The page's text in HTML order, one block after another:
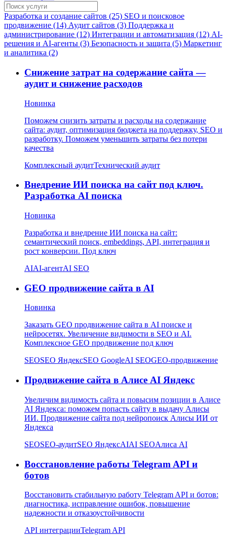
Разработка и создание сайтов (25) SEO и поисковое
продвижение (14) Аудит сайтов (3) Поддержка и
администрирование (12) Интеграции и автоматизация (12) AI-
решения и AI-агенты (3) Безопасность и защита (5) Маркетинг
и аналитика (2)
Снижение затрат на содержание сайта —
аудит и снижение расходов
Новинка
Поможем снизить затраты и расходы на содержание
сайта: аудит, оптимизация бюджета на поддержку, SEO и
разработку. Поможем уменьшить затраты без потери
качества
Комплексный аудитТехнический аудит
Внедрение ИИ поиска на сайт под ключ.
Разработка AI поиска
Новинка
Разработка и внедрение ИИ поиска на сайт:
семантический поиск, embeddings, API, интеграция и
рост конверсии. Под ключ
AIAI-агентAI SEO
GEO продвижение сайта в AI
Новинка
Заказать GEO продвижение сайта в AI поиске и
нейросетях. Увеличение видимости в SEO и AI.
Комплексное GEO продвижение под ключ
SEOSEO ЯндексSEO GoogleAI SEOGEO-продвижение
Продвижение сайта в Алисе AI Яндекс
Увеличим видимость сайта и повысим позиции в Алисе
AI Яндекса: поможем попасть сайту в выдачу Алисы
ИИ. Продвижение сайта под нейропоиск Алисы ИИ от
Яндекса
SEOSEO-аудитSEO ЯндексAIAI SEOАлиса AI
Восстановление работы Telegram API и
ботов
Восстановить стабильную работу Telegram API и ботов:
диагностика, исправление ошибок, повышение
надежности и отказоустойчивости
API интеграцииTelegram API